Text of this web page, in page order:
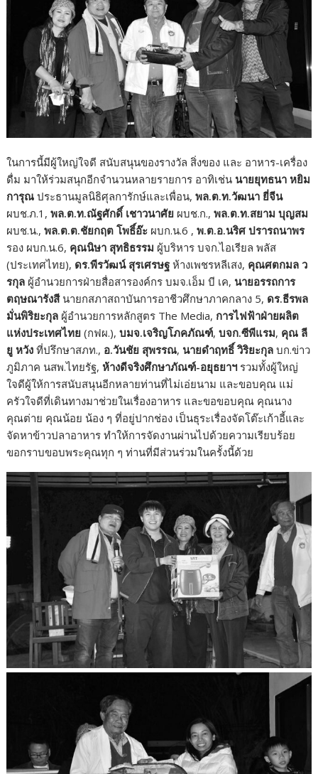
ในการนี้มีผู้ใหญ่ใจดี สนับสนุนของรางวัล สิ่งของ และ อาหาร-เครื่อง
ดื่ม มาให้ร่วมสนุกอีกจำนวนหลายรายการ อาทิเช่น นายยุทธนา หยิม
การุณ ประธานมูลนิธิศุลการักษ์และเพื่อน,พล.ต.ท.วัฒนา ยี่จีน
ผบช.ภ.1,พล.ต.ท.ณัฐศักดิ์ เชาวนาศัย ผบช.ก.,พล.ต.ท.สยาม บุญสม
ผบช.น.,พล.ต.ต.ชัยกฤต โพธิ์อ๊ะ ผบก.น.6 ,พ.ต.อ.นริศ ปรารถนาพร
รอง ผบก.น.6, คุณนิษา สุทธิธรรม ผู้บริหาร บจก.ไอเรียล พลัส
(ประเทศไทย), ดร.พีรวัฒน์ สุรเศรษฐ ห้างเพชรหลีเสง, คุณศตกมล ว
รกุล ผู้อำนวยการฝ่ายสื่อสารองค์กร บมจ.เอ็ม บี เค, นายอรรถการ
ตฤษณารังสีนายกสภาสถาบันการอาชีวศึกษาภาคกลาง 5, ดร.ธีรพล
มั่นพิริยะกุล ผู้อำนวยการหลักสูตร The Media, การไฟฟ้าฝ่ายผลิต
แห่งประเทศไทย (กฟผ.),บมจ.เจริญโภคภัณฑ์,บจก.ซีพีแรม, คุณ ลี
ยู หวัง ที่ปรึกษาสภท., อ.วันชัย สุพรรณ, นายดำฤทธิ์ วิริยะกุล บก.ข่าว
ภูมิภาค นสพ.ไทยรัฐ,ห้างดีจริงศึกษาภัณฑ์-อยุธยาฯรวมทั้งผู้ใหญ่
ใจดีผู้ให้การสนับสนุนอีกหลายท่านที่ไม่เอ่ยนาม และขอบคุณ แม่
ครัวใจดีที่เดินทางมาช่วยในเรื่องอาหาร และขอขอบคุณ คุณนาง
คุณต่าย คุณน้อย น้อง ๆ ที่อยู่ปากช่อง เป็นธุระเรื่องจัดโต๊ะเก้าอี้และ
จัดหาข้าวปลาอาหาร ทำให้การจัดงานผ่านไปด้วยความเรียบร้อย
ขอกราบขอบพระคุณทุก ๆ ท่านที่มีส่วนร่วมในครั้งนี้ด้วย